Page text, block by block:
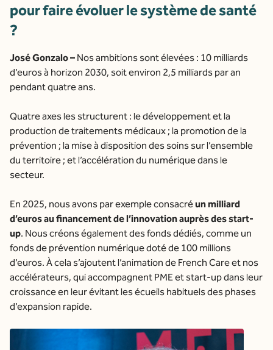
pour faire évoluer le système de santé
?
José Gonzalo – Nos ambitions sont élevées : 10 milliards
d’euros à horizon 2030, soit environ 2,5 milliards par an
pendant quatre ans.
Quatre axes les structurent : le développement et la
production de traitements médicaux ; la promotion de la
prévention ; la mise à disposition des soins sur l’ensemble
du territoire ; et l’accélération du numérique dans le
secteur.
En 2025, nous avons par exemple consacréun milliard
d’euros au financement de l’innovation auprès des start-
up. Nous créons également des fonds dédiés, comme un
fonds de prévention numérique doté de 100 millions
d’euros. À cela s’ajoutent l’animation de French Care et nos
accélérateurs, qui accompagnent PME et start-up dans leur
croissance en leur évitant les écueils habituels des phases
d’expansion rapide.